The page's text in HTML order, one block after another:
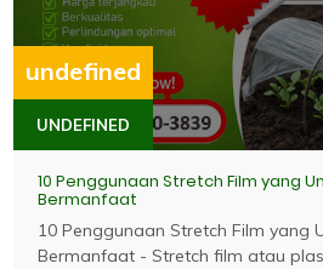
undefined
UNDEFINED
10 Penggunaan Stretch Film yang
Bermanfaat
10 Penggunaan Stretch Film yang
Bermanfaat - Stretch film atau